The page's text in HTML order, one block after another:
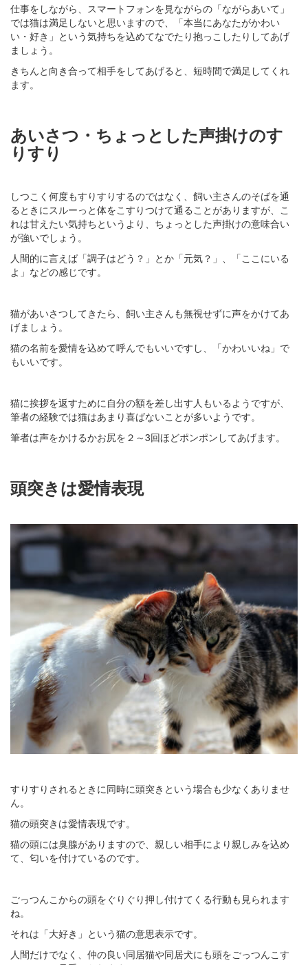
仕事をしながら、スマートフォンを見ながらの「ながらあいて」
では猫は満足しないと思いますので、「本当にあなたがかわい
い・好き」という気持ちを込めてなでたり抱っこしたりしてあげ
ましょう。
きちんと向き合って相手をしてあげると、短時間で満足してくれ
ます。
あいさつ・ちょっとした声掛けのす
りすり
しつこく何度もすりすりするのではなく、飼い主さんのそばを通
るときにスルーっと体をこすりつけて通ることがありますが、こ
れは甘えたい気持ちというより、ちょっとした声掛けの意味合い
が強いでしょう。
人間的に言えば「調子はどう？」とか「元気？」、「ここにいる
よ」などの感じです。
猫があいさつしてきたら、飼い主さんも無視せずに声をかけてあ
げましょう。
猫の名前を愛情を込めて呼んでもいいですし、「かわいいね」で
もいいです。
猫に挨拶を返すために自分の額を差し出す人もいるようですが、
筆者の経験では猫はあまり喜ばないことが多いようです。
筆者は声をかけるかお尻を２～3回ほどポンポンしてあげます。
頭突きは愛情表現
すりすりされるときに同時に頭突きという場合も少なくありませ
ん。
猫の頭突きは愛情表現です。
猫の頭には臭腺がありますので、親しい相手により親しみを込め
て、匂いを付けているのです。
ごっつんこからの頭をぐりぐり押し付けてくる行動も見られます
ね。
それは「大好き」という猫の意思表示です。
人間だけでなく、仲の良い同居猫や同居犬にも頭をごっつんこす